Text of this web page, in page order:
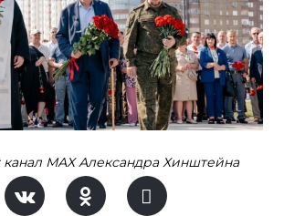
канал МАХ Александра Хинштейна